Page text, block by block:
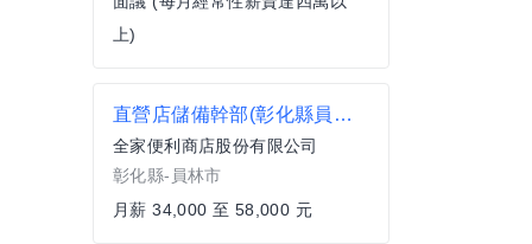
上)
直營店儲備幹部(彰化縣員林市)
全家便利商店股份有限公司
彰化縣-員林市
月薪 34,000 至 58,000 元